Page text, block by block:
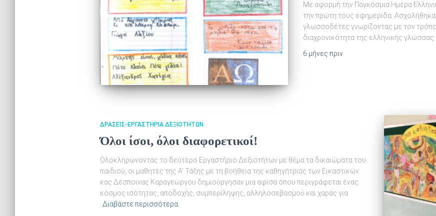
Με αφορμή την Παγκόσμια Ημέρα
την πρώτη τους εφημερίδα. Ασχολήθηκαν
γλωσσοδέτες γνωρίζοντας με τον τρόπο
διαχρονικότητα της ελληνικής
6 μήνες πριν
ΔΡΆΣΕΙΣ-ΕΡΓΑΣΤΉΡΙΑ ΔΕΞΙΟΤΉΤΩΝ
Όλοι ίσοι, όλοι διαφορετικοί!
Ολοκληρώνοντας το δεύτερο Εργαστήριο Δεξιοτήτων με θέμα τα δικαιώματα του
παιδιού, οι μαθητές της Α’ Τάξης με τη βοήθεια της καθηγήτριας των Εικαστικών
κας Δέσποινας Καραγεώργου δημιούργησαν μια αφίσα όπου περιγράφεται ένας
κόσμος ισότητας, αποδοχής, συμπερίληψης, αλληλοσεβασμού και χαράς για
Διαβάστε περισσότερα